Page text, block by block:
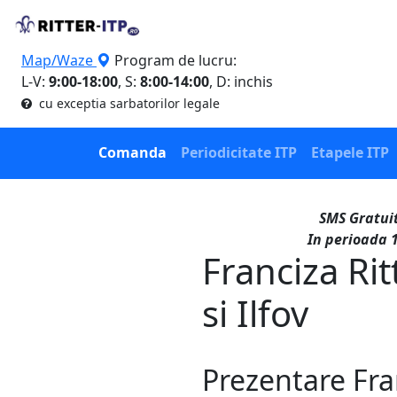
Map/Waze
Program de lucru:
L-V: 9:00-18:00, S: 8:00-14:00, D: inchis
cu exceptia sarbatorilor legale
Comanda Periodicitate ITP Etapele ITP
SMS
In perioada
Franciza
si Ilfov
Prezentare